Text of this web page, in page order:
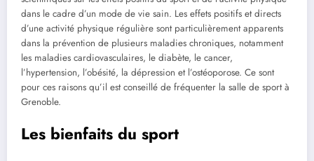
dans le cadre d’un mode de vie sain. Les effets positifs et directs
d’une activité physique régulière sont particulièrement apparents
dans la prévention de plusieurs maladies chroniques, notamment
les maladies cardiovasculaires, le diabète, le cancer,
l’hypertension, l’obésité, la dépression et l’ostéoporose. Ce sont
pour ces raisons qu’il est conseillé de fréquenter la salle de sport à
Grenoble.
Les bienfaits du sport